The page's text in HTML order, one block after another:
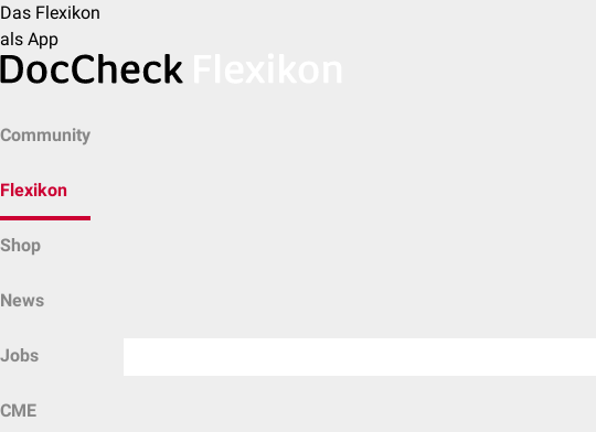
Das Flexikon
als App
Community
Flexikon
Shop
News
Jobs
CME